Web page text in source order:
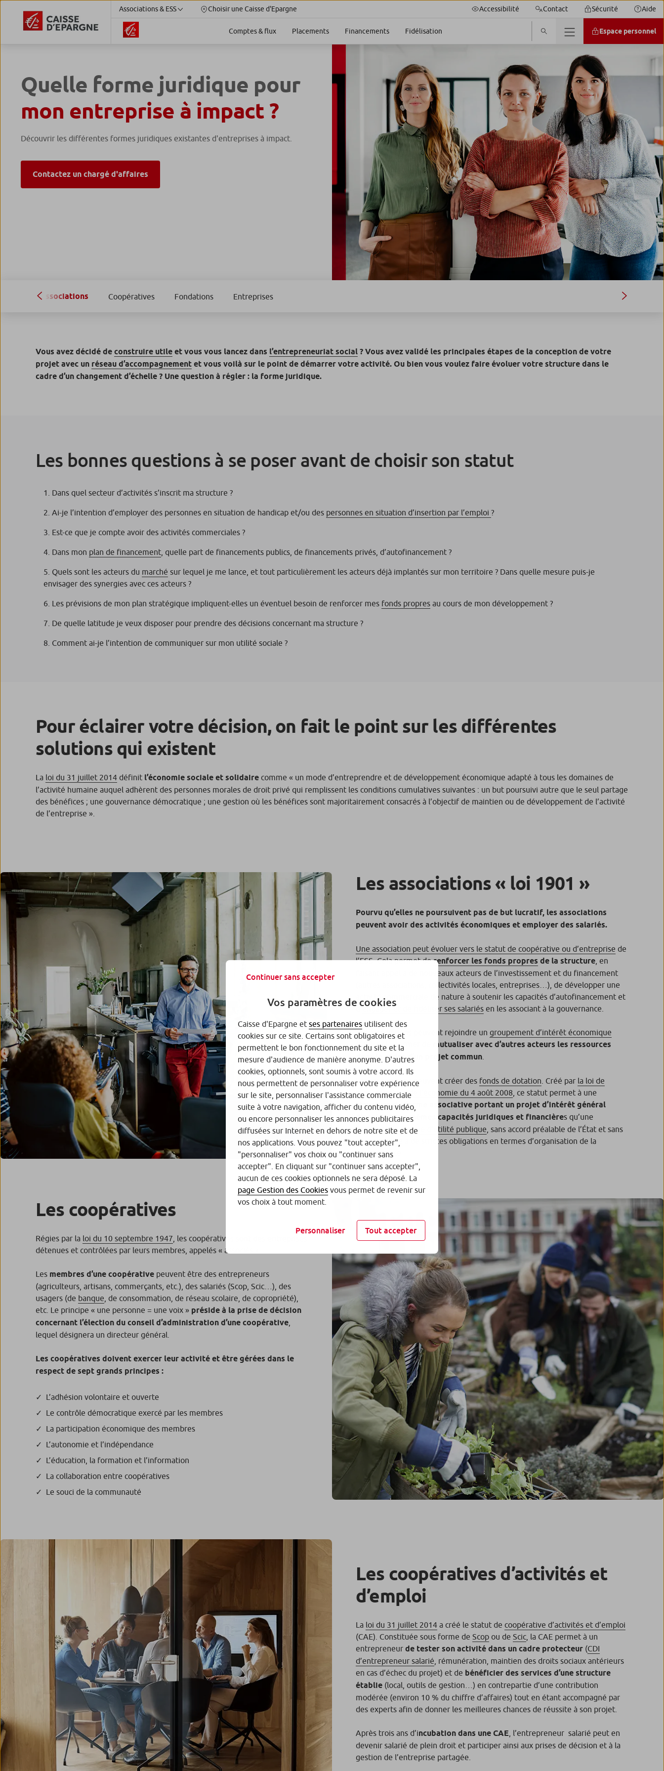
Associations & ESS Choisir une Caisse d'Epargne Accessibilité Contact Sécurité Aide
Comptes & flux Placements Financements Fidélisation Espace personnel
Quelle forme juridique pour
mon entreprise à impact ?
Découvrir les différentes formes juridiques existantes d'entreprises à impact.
Contactez un chargé d'affaires
Associations Coopératives Fondations Entreprises
Vous avez décidé de construire utile et vous vous lancez dans l’entrepreneuriat social ? Vous avez validé les principales étapes de la conception de votre
projet avec un réseau d’accompagnement et vous voilà sur le point de démarrer votre activité. Ou bien vous voulez faire évoluer votre structure dans le
cadre d’un changement d’échelle ? Une question à régler : la forme juridique.
Les bonnes questions à se poser avant de choisir son statut
Dans quel secteur d’activités s’inscrit ma structure ?
Ai-je l’intention d’employer des personnes en situation de handicap et/ou des personnes en situation d’insertion par l’emploi ?
Est-ce que je compte avoir des activités commerciales ?
Dans mon plan de financement , quelle part de financements publics, de financements privés, d’autofinancement ?
Quels sont les acteurs du marché sur lequel je me lance, et tout particulièrement les acteurs déjà implantés sur mon territoire ? Dans quelle mesure puis-je
envisager des synergies avec ces acteurs ?
Les prévisions de mon plan stratégique impliquent-elles un éventuel besoin de renforcer mes fonds propres au cours de mon développement ?
De quelle latitude je veux disposer pour prendre des décisions concernant ma structure ?
Comment ai-je l’intention de communiquer sur mon utilité sociale ?
Pour éclairer votre décision, on fait le point sur les différentes
solutions qui existent
La loi du 31 juillet 2014 définit l’économie sociale et solidaire comme « un mode d’entreprendre et de développement économique adapté à tous les domaines de
l’activité humaine auquel adhèrent des personnes morales de droit privé qui remplissent les conditions cumulatives suivantes : un but poursuivi autre que le seul partage
des bénéfices ; une gouvernance démocratique ; une gestion où les bénéfices sont majoritairement consacrés à l’objectif de maintien ou de développement de l’activité
de l’entreprise ».
Les associations « loi 1901 »
Pourvu qu’elles ne poursuivent pas de but lucratif, les associations
peuvent avoir des activités économiques et employer des salariés.
Une association peut évoluer vers le statut de coopérative ou d’entreprise de
l’ESS. Cela permet de renforcer les fonds propres de la structure , en
faisant appel à de nouveaux acteurs de l’investissement et du financement
(autres associations, collectivités locales, entreprises…), de développer une
activité commerciale de nature à soutenir les capacités d’autofinancement et
d’engager et de fidéliser ses salariés en les associant à la gouvernance.
Les associations peuvent rejoindre un groupement d’intérêt économique
(GIE). Cela permet de
mutualiser avec d’autres acteurs les ressources
dans le cadre d’un projet commun
Les associations peuvent créer des fonds de dotation . Créé par la loi de
modernisation de l’économie du 4 août 2008 , ce statut permet à une
structure de forme associative portant un projet d’intérêt général
d’accéder aux mêmes capacités juridiques et financières qu’une
fondation reconnue d’utilité publique , sans accord préalable de l’État et sans
se soumettre à de strictes obligations en termes d’organisation de la
gouvernance.
Les coopératives
Régies par la loi du 10 septembre 1947 , les coopératives sont des entreprises
détenues et contrôlées par leurs membres, appelés « associés ».
Les membres d’une coopérative peuvent être des entrepreneurs
(agriculteurs, artisans, commerçants, etc.), des salariés (Scop, Scic…), des
usagers (de banque , de consommation, de réseau scolaire, de copropriété),
etc. Le principe « une personne = une voix » préside à la prise de décision
concernant l’élection du conseil d’administration d’une coopérative
lequel désignera un directeur général.
Les coopératives doivent exercer leur activité et être gérées dans le
respect de sept grands principes :
L’adhésion volontaire et ouverte
Le contrôle démocratique exercé par les membres
La participation économique des membres
L’autonomie et l’indépendance
L’éducation, la formation et l’information
La collaboration entre coopératives
Le souci de la communauté
Les coopératives d’activités et
d’emploi
La loi du 31 juillet 2014 a créé le statut de coopérative d’activités et d’emploi
(CAE). Constituée sous forme de Scop ou de Scic , la CAE permet à un
entrepreneur de tester son activité dans un cadre protecteur (CDI
d’entrepreneur salarié , rémunération, maintien des droits sociaux antérieurs
en cas d’échec du projet) et de bénéficier des services d’une structure
établie (local, outils de gestion…) en contrepartie d’une contribution
modérée (environ 10 % du chiffre d’affaires) tout en étant accompagné par
des experts afin de donner les meilleures chances de réussite à son projet.
Après trois ans d’incubation dans une CAE , l’entrepreneur salarié peut en
devenir salarié de plein droit et participer ainsi aux prises de décision et à la
gestion de l’entreprise partagée.
Continuer sans accepter
Vos paramètres de cookies
Caisse d'Epargne et ses partenaires utilisent des
cookies sur ce site. Certains sont obligatoires et
permettent le bon fonctionnement du site et la
mesure d'audience de manière anonyme. D'autres
cookies, optionnels, sont soumis à votre accord. Ils
nous permettent de personnaliser votre expérience
sur le site, personnaliser l'assistance commerciale
suite à votre navigation, afficher du contenu vidéo,
ou encore personnaliser les annonces publicitaires
diffusées sur Internet en dehors de notre site et de
nos applications. Vous pouvez "tout accepter",
"personnaliser" vos choix ou "continuer sans
accepter". En cliquant sur "continuer sans accepter",
aucun de ces cookies optionnels ne sera déposé. La
page Gestion des Cookies vous permet de revenir sur
vos choix à tout moment.
Personnaliser Tout accepter